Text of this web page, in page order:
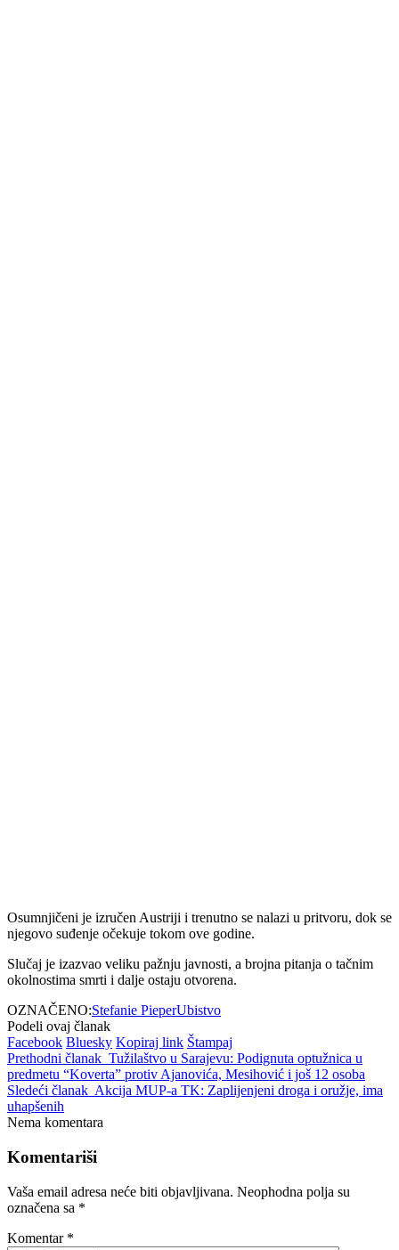
Osumnjičeni je izručen Austriji i trenutno se nalazi u pritvoru, dok se
njegovo suđenje očekuje tokom ove godine.
Slučaj je izazvao veliku pažnju javnosti, a brojna pitanja o tačnim
okolnostima smrti i dalje ostaju otvorena.
OZNAČENO:Stefanie PieperUbistvo
Podeli ovaj članak
Facebook Bluesky Kopiraj link Štampaj
Prethodni članak Tužilaštvo u Sarajevu: Podignuta optužnica u
predmetu “Koverta” protiv Ajanovića, Mesihović i još 12 osoba
Sledeći članak Akcija MUP-a TK: Zaplijenjeni droga i oružje, ima
uhapšenih
Nema komentara
Komentariši
Vaša email adresa neće biti objavljivana. Neophodna polja su
označena sa *
Komentar *